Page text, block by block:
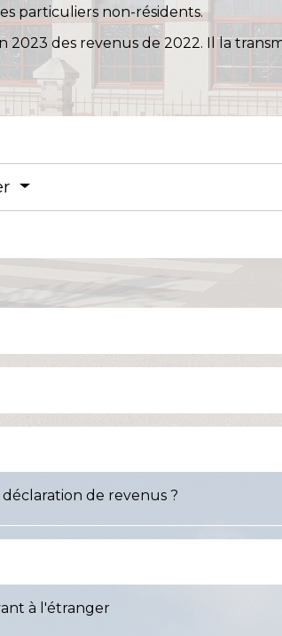
particuliers non-résidents.
2023 des revenus de 2022. Il la
de revenus ?
à l'étranger